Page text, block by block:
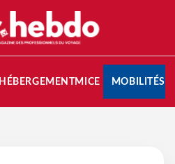
HÉBERGEMENTMICE MOBILITÉS